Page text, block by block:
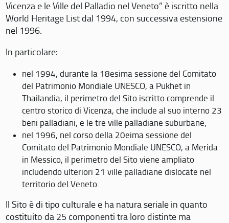
Vicenza e le Ville del Palladio nel Veneto” è iscritto nella
World Heritage List dal 1994, con successiva estensione
nel 1996.
In particolare:
nel 1994, durante la 18esima sessione del Comitato
del Patrimonio Mondiale UNESCO, a Pukhet in
Thailandia, il perimetro del Sito iscritto comprende il
centro storico di Vicenza, che include al suo interno 23
beni palladiani, e le tre ville palladiane suburbane;
nel 1996, nel corso della 20eima sessione del
Comitato del Patrimonio Mondiale UNESCO, a Merida
in Messico, il perimetro del Sito viene ampliato
includendo ulteriori 21 ville palladiane dislocate nel
territorio del Veneto.
Il Sito è di tipo culturale e ha natura seriale in quanto
costituito da 25 componenti tra loro distinte ma